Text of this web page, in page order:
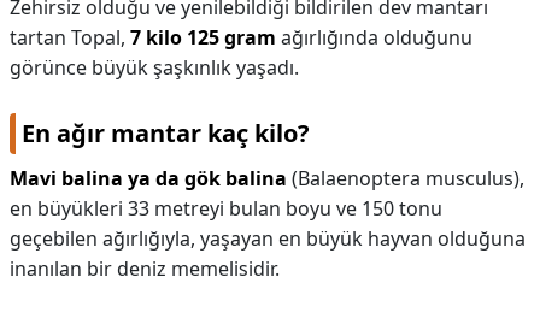
Zehirsiz olduğu ve yenilebildiği bildirilen dev mantarı
tartan Topal, 7 kilo 125 gram ağırlığında olduğunu
görünce büyük şaşkınlık yaşadı.
En ağır mantar kaç kilo?
Mavi balina ya da gök balina (Balaenoptera musculus),
en büyükleri 33 metreyi bulan boyu ve 150 tonu
geçebilen ağırlığıyla, yaşayan en büyük hayvan olduğuna
inanılan bir deniz memelisidir.